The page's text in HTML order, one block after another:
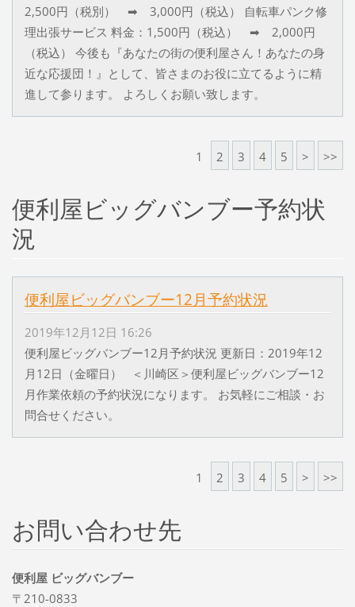
2,500円（税別） ➡ 3,000円（税込） 自転車パンク修
理出張サービス 料金：1,500円（税込） ➡ 2,000円
（税込） 今後も『あなたの街の便利屋さん！あなたの身
近な応援団！』として、皆さまのお役に立てるように精
進して参ります。 よろしくお願い致します。
1 2 3 4 5 > >>
便利屋ビッグバンブー予約状
況
便利屋ビッグバンブー12月予約状況
2019年12月12日 16:26
便利屋ビッグバンブー12月予約状況 更新日：2019年12
月12日（金曜日） ＜川崎区＞便利屋ビッグバンブー12
月作業依頼の予約状況になります。 お気軽にご相談・お
問合せください。
1 2 3 4 5 > >>
お問い合わせ先
便利屋 ビッグバンブー
〒210-0833